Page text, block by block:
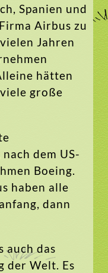
Spanien und
Airbus zu
Jahren
hätten
große
dem US-
Boeing.
haben alle
dann
auch das
der Welt. Es